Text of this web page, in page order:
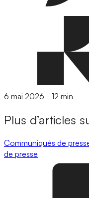
6 mai 2026 - 12 min
Plus d’articles
Communiqués de
de presse